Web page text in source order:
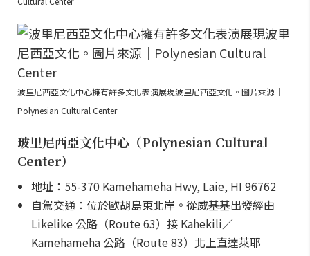
波里尼西亞文化中心擁有許多文化表演展現波里尼西亞文化。圖片來源｜
Polynesian Cultural Center
玻里尼西亞文化中心（Polynesian Cultural
Center）
地址：55-370 Kamehameha Hwy, Laie, HI 96762
自駕交通：位於歐胡島東北岸。從威基基出發經由
Likelike 公路（Route 63）接 Kahekili／
Kamehameha 公路（Route 83）北上直達萊耶